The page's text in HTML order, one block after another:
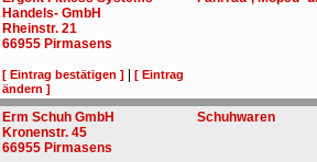
Handels- GmbH
Rheinstr. 21
66955 Pirmasens
[ Eintrag bestätigen ] |[ Eintrag
ändern ]
Erm Schuh GmbH
Kronenstr. 45
66955 Pirmasens
Schuhwaren